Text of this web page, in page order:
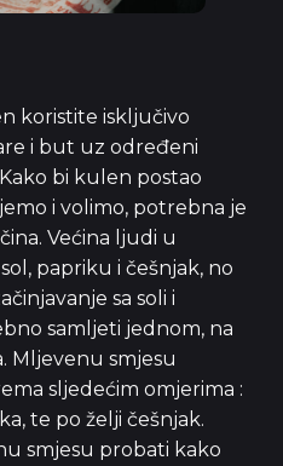
koristite isključivo
i but uz određeni
bi kulen postao
i volimo, potrebna je
Većina ljudi u
papriku i češnjak, no
sa soli i
samljeti jednom, na
Mljevenu smjesu
sljedećim omjerima :
te po želji češnjak.
smjesu probati kako